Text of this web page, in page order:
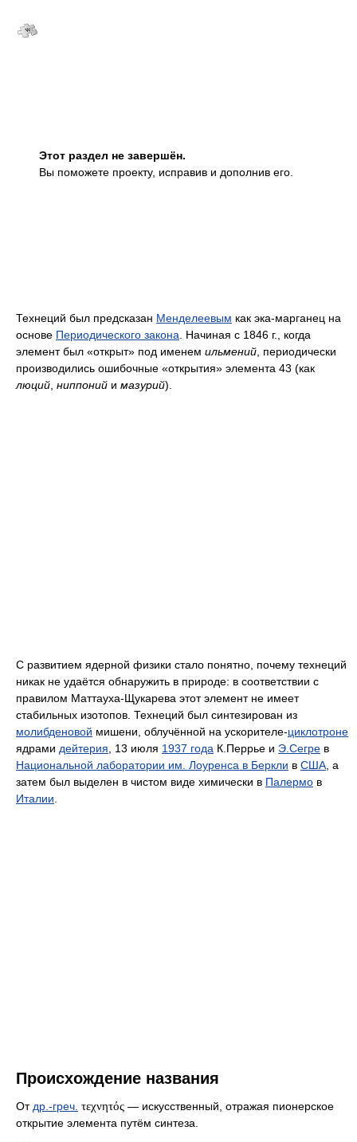
Этот раздел не завершён.
Вы поможете проекту, исправив и дополнив его.
Технеций был предсказан Менделеевым как эка-марганец на
основе Периодического закона . Начиная с 1846 г., когда
элемент был «открыт» под именем ильмений , периодически
производились ошибочные «открытия» элемента 43 (как
люций ниппоний и мазурий).
C развитием ядерной физики стало понятно, почему технеций
никак не удаётся обнаружить в природе: в соответствии с
правилом Маттауха-Щукарева этот элемент не имеет
стабильных изотопов. Технеций был синтезирован из
молибденовой мишени, облучённой на ускорителе-циклотроне
ядрами дейтерия , 13 июля 1937 года К.Перрье и Э.Сегре в
Национальной лаборатории им. Лоуренса в Беркли в США , а
затем был выделен в чистом виде химически в Палермо в
Италии
Происхождение названия
От др.-греч. τεχνητός — искусственный, отражая пионерское
открытие элемента путём синтеза.